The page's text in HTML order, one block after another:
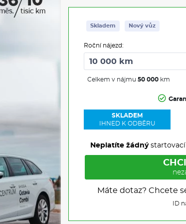
Skladem Nový vůz
Roční nájezd:
Celkem v nájmu 50 000 km
SKLADEM
IHNED K ODBĚRU
Neplatíte žádnýstartovací
Máte dotaz? Chcete
ID